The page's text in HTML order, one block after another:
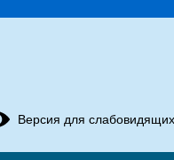
Версия для слабовидящих